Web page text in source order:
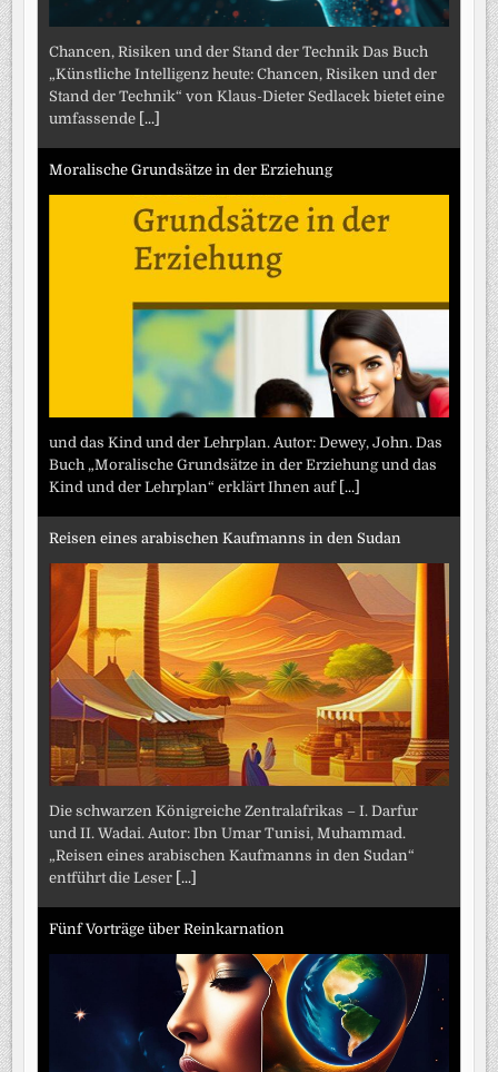
Chancen, Risiken und der Stand der Technik Das Buch
„Künstliche Intelligenz heute: Chancen, Risiken und der
Stand der Technik“ von Klaus-Dieter Sedlacek bietet eine
umfassende [...]
Moralische Grundsätze in der Erziehung
und das Kind und der Lehrplan. Autor: Dewey, John. Das
Buch „Moralische Grundsätze in der Erziehung und das
Kind und der Lehrplan“ erklärt Ihnen auf [...]
Reisen eines arabischen Kaufmanns in den Sudan
Die schwarzen Königreiche Zentralafrikas – I. Darfur
und II. Wadai. Autor: Ibn Umar Tunisi, Muhammad.
„Reisen eines arabischen Kaufmanns in den Sudan“
entführt die Leser [...]
Fünf Vorträge über Reinkarnation